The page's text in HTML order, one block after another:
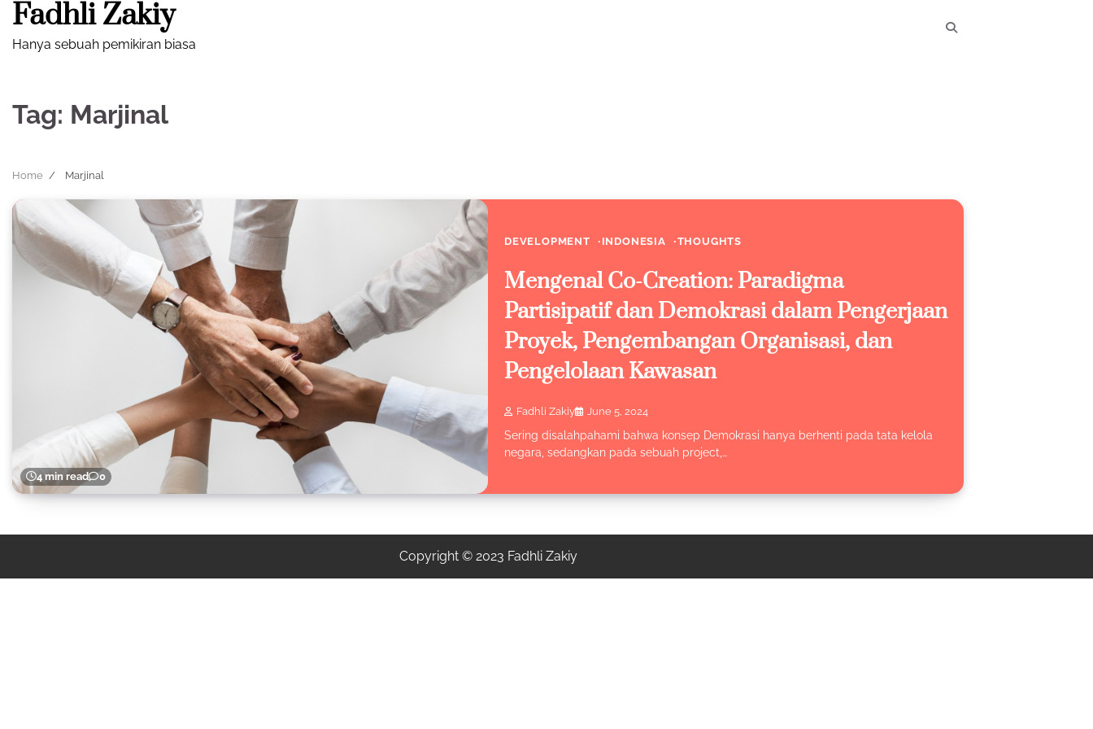
Skip
content
Fadhli Zakiy
Hanya sebuah pemikiran biasa
Tag: Marjinal
Home Marjinal
4 min read 0
DEVELOPMENT INDONESIA THOUGHTS
Mengenal Co-Creation: Paradigma
Partisipatif dan Demokrasi dalam Pengerjaan
Proyek, Pengembangan Organisasi, dan
Pengelolaan Kawasan
Fadhli Zakiy June 5, 2024
Sering disalahpahami bahwa konsep Demokrasi hanya berhenti pada tata kelola
negara, sedangkan pada sebuah project,…